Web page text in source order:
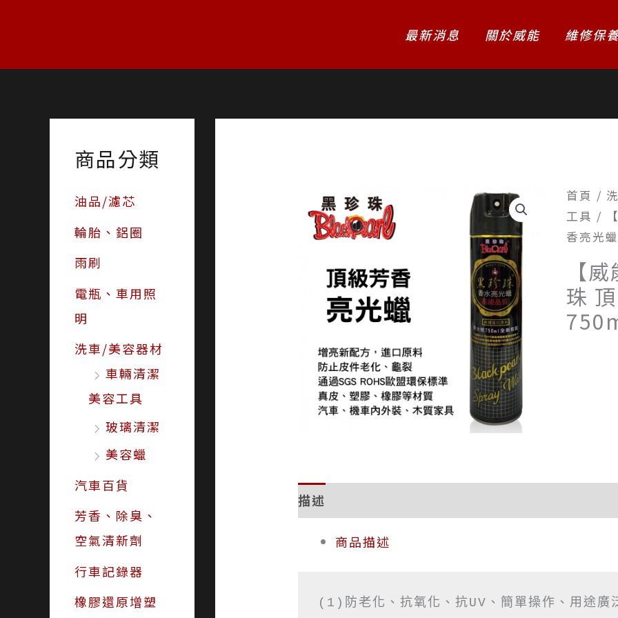
最新消息 關於威能 維修保
商品分類
油品/濾芯
輪胎、鋁圈
雨刷
電瓶、車用照
明
洗車/美容器材
車輛清潔
美容工具
玻璃清潔
美容蠟
汽車百貨
芳香、除臭、
空氣清新劑
行車記錄器
橡膠還原增塑
首頁 /
工具 /
香亮光
【
珠
描述
商品描述
(1)防老化、抗氧化、抗UV、簡單操作、用途廣